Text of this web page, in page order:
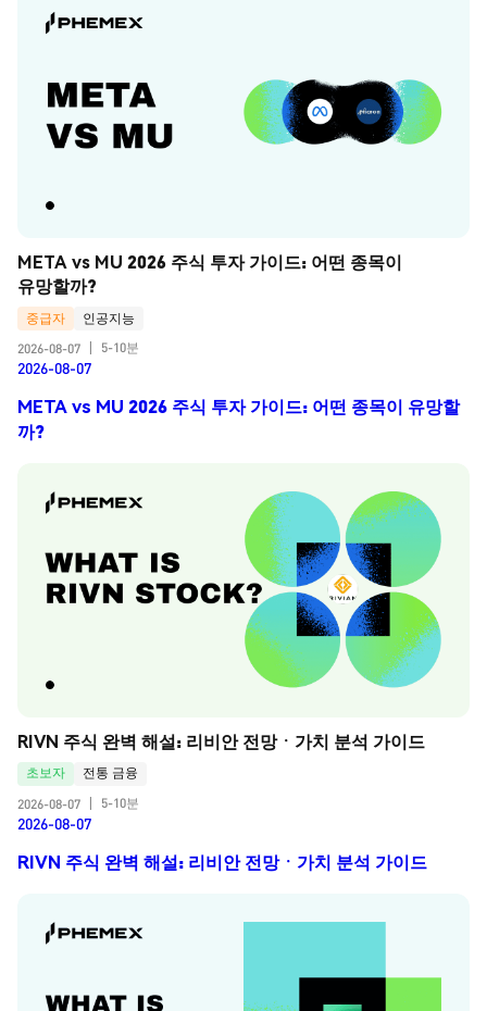
META vs MU 2026 주식 투자 가이드: 어떤 종목이
유망할까?
중급자
인공지능
2026-08-07
5-10분
2026-08-07
META vs MU 2026 주식 투자 가이드: 어떤 종목이 유망할
까?
RIVN 주식 완벽 해설: 리비안 전망ㆍ가치 분석 가이드
초보자
전통 금융
2026-08-07
5-10분
2026-08-07
RIVN 주식 완벽 해설: 리비안 전망ㆍ가치 분석 가이드